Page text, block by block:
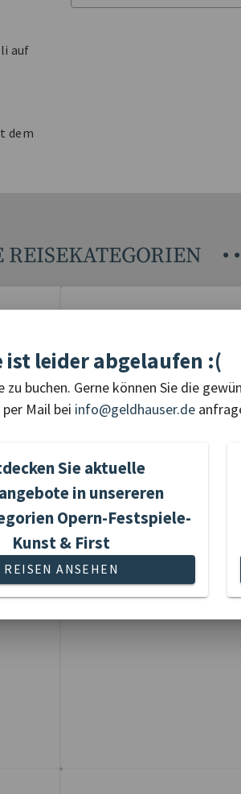
auf
dem
REISEKATEGORIEN • •
15 Reisen gefunden
Opern-
Kunst
ist leider abgelaufen :(
buchen. Gerne können Sie die
Mail bei info@geldhauser.de
Sie aktuelle
in unsereren
Opern-Festspiele-
Kunst & First
REISEN ANSEHEN